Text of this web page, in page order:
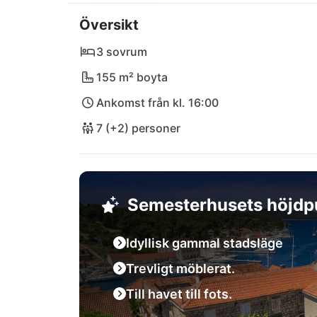
Endast några steg bort väntar
samt en fantastisk strand för solbad eller
pittoreska omgivningen, besök den livliga
mysiga tillflyktet i er Villa Vicella. Er
Översikt
3 sovrum
155 m² boyta
Ankomst från kl. 16:00
7 (+2) personer
Semesterhusets
Idyllisk gammal stadsläge
Trevligt möblerat.
Till havet till fots.